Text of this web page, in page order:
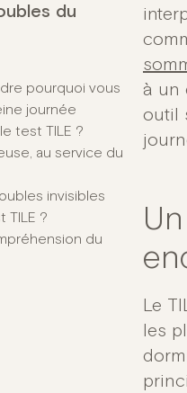
du
pourquoi vous
journée
test TILE ?
au service du
invisibles
TILE ?
du
à un
outil
Le
les